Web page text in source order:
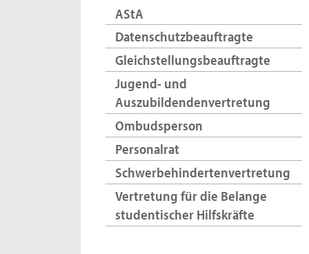
AStA
Datenschutzbeauftragte
Gleichstellungsbeauftragte
Jugend- und
Auszubildendenvertretung
Ombudsperson
Personalrat
Schwerbehindertenvertretung
Vertretung für die Belange
studentischer Hilfskräfte